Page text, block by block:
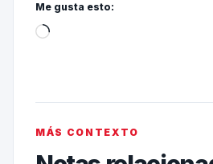
Me gusta esto:
MÁS CONTEXTO